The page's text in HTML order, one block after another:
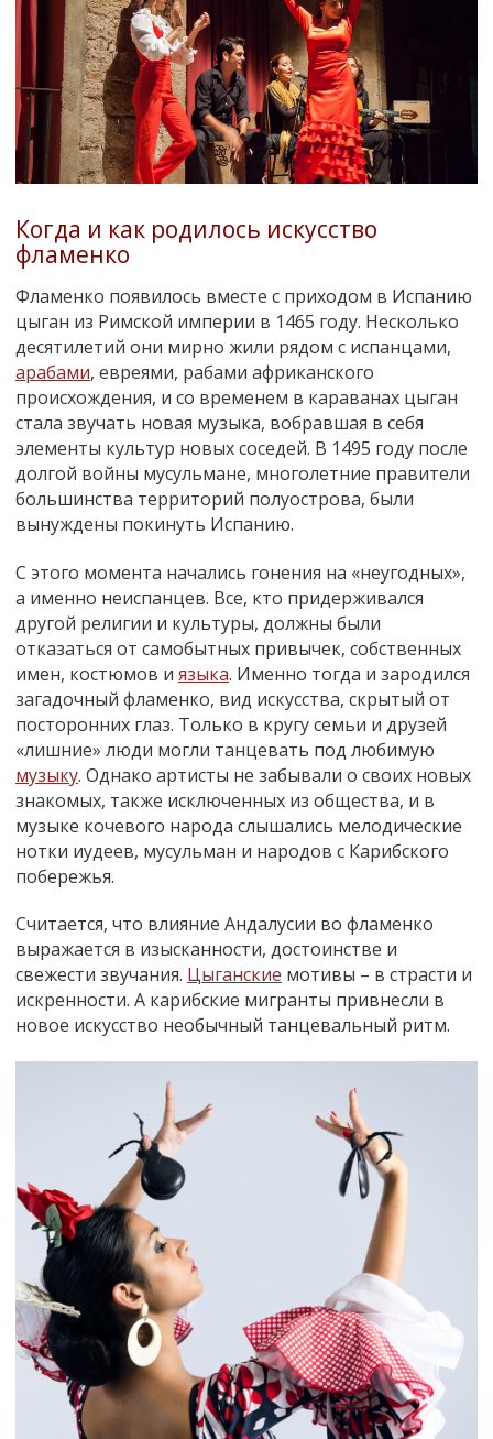
Когда и как родилось искусство
фламенко
Фламенко появилось вместе с приходом в Испанию
цыган из Римской империи в 1465 году. Несколько
десятилетий они мирно жили рядом с испанцами,
арабами, евреями, рабами африканского
происхождения, и со временем в караванах цыган
стала звучать новая музыка, вобравшая в себя
элементы культур новых соседей. В 1495 году после
долгой войны мусульмане, многолетние правители
большинства территорий полуострова, были
вынуждены покинуть Испанию.
С этого момента начались гонения на «неугодных»,
а именно неиспанцев. Все, кто придерживался
другой религии и культуры, должны были
отказаться от самобытных привычек, собственных
имен, костюмов и языка. Именно тогда и зародился
загадочный фламенко, вид искусства, скрытый от
посторонних глаз. Только в кругу семьи и друзей
«лишние» люди могли танцевать под любимую
музыку. Однако артисты не забывали о своих новых
знакомых, также исключенных из общества, и в
музыке кочевого народа слышались мелодические
нотки иудеев, мусульман и народов с Карибского
побережья.
Считается, что влияние Андалусии во фламенко
выражается в изысканности, достоинстве и
свежести звучания. Цыганские мотивы – в страсти и
искренности. А карибские мигранты привнесли в
новое искусство необычный танцевальный ритм.